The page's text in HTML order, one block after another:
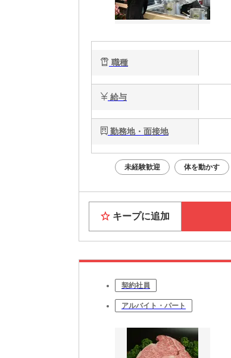
職種
給与
勤務地・面接地
未経験歓迎 体を動かす
キープに追加
契約社員
アルバイト・パート